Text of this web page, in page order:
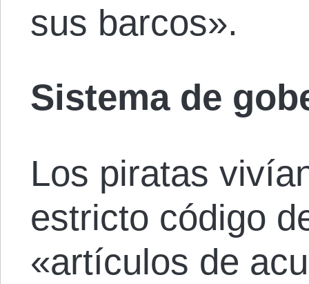
sus barcos».
Sistema de
Los piratas
estricto código
«artículos de